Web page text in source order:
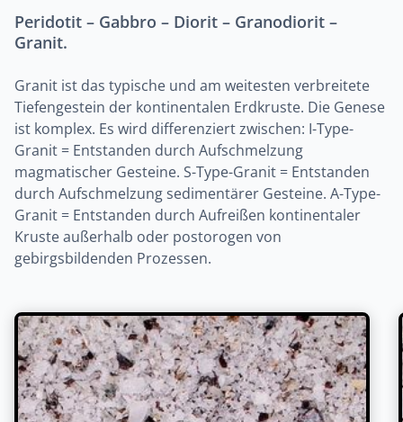
Peridotit – Gabbro – Diorit – Granodiorit –
Granit.
Granit ist das typische und am weitesten verbreitete
Tiefengestein der kontinentalen Erdkruste. Die Genese
ist komplex. Es wird differenziert zwischen: I-Type-
Granit = Entstanden durch Aufschmelzung
magmatischer Gesteine. S-Type-Granit = Entstanden
durch Aufschmelzung sedimentärer Gesteine. A-Type-
Granit = Entstanden durch Aufreißen kontinentaler
Kruste außerhalb oder postorogen von
gebirgsbildenden Prozessen.